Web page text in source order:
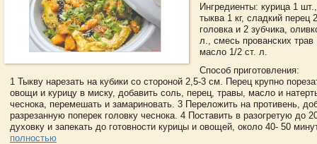
Ингредиенты: курица 1
тыква 1 кг, сладкий перец
головка и 2 зубчика,
л., смесь прованских
масло 1/2 ст. л.
Способ приготовления:
1 Тыкву нарезать на кубики со стороной 2,5-3 см. Перец крупно
овощи и курицу в миску, добавить соль, перец, травы, масло и
чеснока, перемешать и замариновать. 3 Переложить на противень,
разрезанную поперек головку чеснока. 4 Поставить в разогретую до
духовку и запекать до готовности курицы и овощей, около 40- 50
полностью